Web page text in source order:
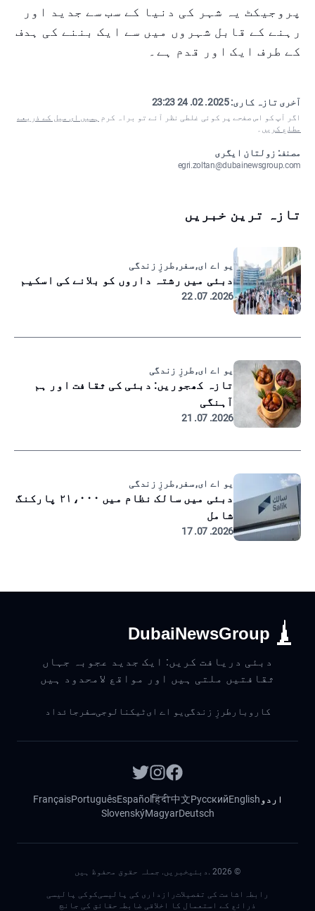
پروجیکٹ یہ شہر کی دنیا کے سب سے جدید اور
رہنے کے قابل شہروں میں سے ایک بننے کی ہدف
کے طرف ایک اور قدم ہے۔
آخری تازہ کاری:2025. 02. 24 23:23
اگر آپ کو اس صفحے پر کوئی غلطی نظر آئے تو براہ کرم ہمیں ای میل کے ذریعے
مطلع کریں ۔
مصنف: زولتان ایگری
egri.zoltan@dubainewsgroup.com
تازہ ترین خبریں
یو اے ای, سفر, طرزِ زندگی
دبئی میں رشتہ داروں کو بلانے کی اسکیم
2026. 07. 22
یو اے ای, طرزِ زندگی
تازہ کھجوریں: دبئی کی ثقافت اور ہم
آہنگی
2026. 07. 21
یو اے ای, سفر, طرزِ زندگی
دبئی میں سالک نظام میں ۲۱،۰۰۰ پارکنگ
شامل
2026. 07. 17
DubaiNewsGroup
دبئی دریافت کریں: ایک جدید عجوبہ جہاں
ثقافتیں ملتی ہیں اور مواقع لامحدود ہیں
کاروبار طرزِ زندگی یو اے ایٹیکنالوجیسفر جائداد
اردو English
Русский
中文
हिंदी
Español
Português
Français
Deutsch
Magyar
Slovenský
©
2026 .دبئیخبریں. جملہ حقوق محفوظ ہیں
رابطہ اشاعت کی تفصیلاترازداری کی پالیسیکوکی پالیسی
ذرائع کے استعمال کا اخلاقی ضابطہ حقائق کی جانچ